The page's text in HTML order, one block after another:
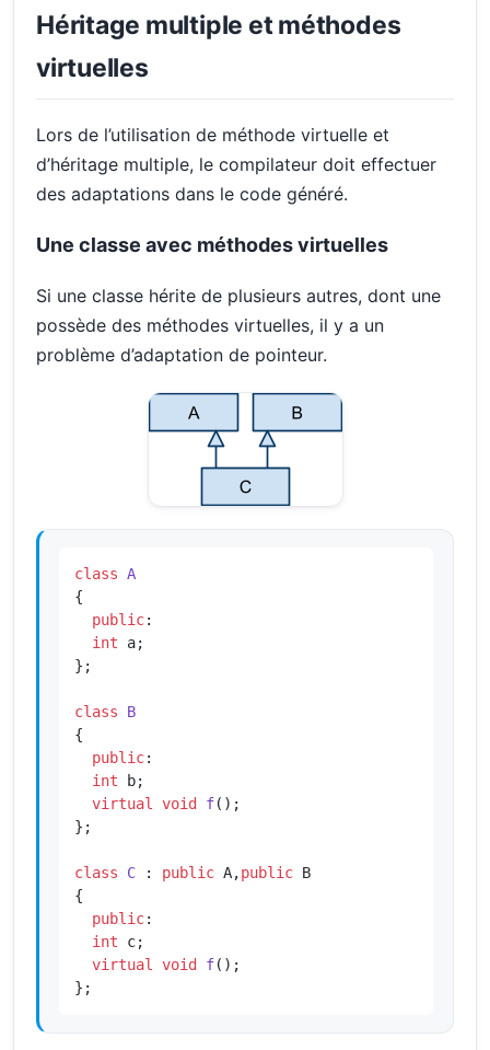
Héritage multiple et méthodes
virtuelles
Lors de l’utilisation de méthode virtuelle et
d’héritage multiple, le compilateur doit effectuer
des adaptations dans le code généré.
Une classe avec méthodes virtuelles
Si une classe hérite de plusieurs autres, dont une
possède des méthodes virtuelles, il y a un
problème d’adaptation de pointeur.
class A
{
public:
int a;
};
class
B
{
public:
int b;
virtual
void f() ;
};
class C : public A,public B
{
public:
int c;
virtual
void f() ;
};